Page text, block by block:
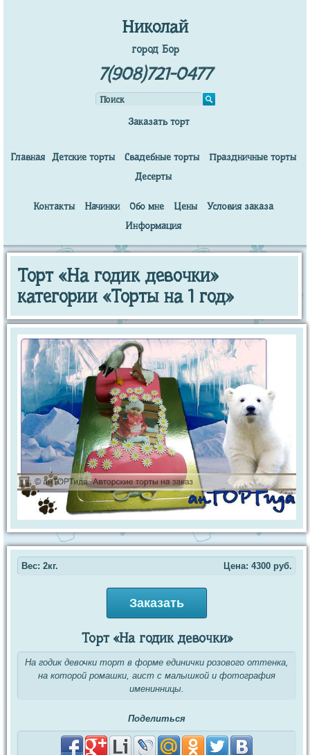
Николай
город Бор
7(908)721-0477
Заказать торт
Главная Детские торты Свадебные торты
Праздничные торты
Десерты
Контакты Начинки Обо мне Цены
Условия заказа
Информация
Торт «На годик девочки»
категории «Торты на 1 год»
Вес: 2кг. Цена: 4300 руб.
Заказать
Торт «На годик девочки»
На годик девочки торт в форме единички розового оттенка,
на которой ромашки, аист с малышкой и фотография
именинницы.
Поделиться